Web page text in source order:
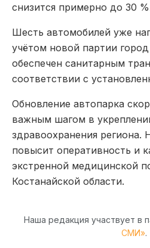
снизится примерно до 30
Шесть автомобилей уже
учётом новой партии
обеспечен санитарным
соответствии с
Обновление автопарка
важным шагом в
здравоохранения региона.
повысит оперативность и
экстренной медицинской
Костанайской области.
Наша редакция участвует в
СМИ».